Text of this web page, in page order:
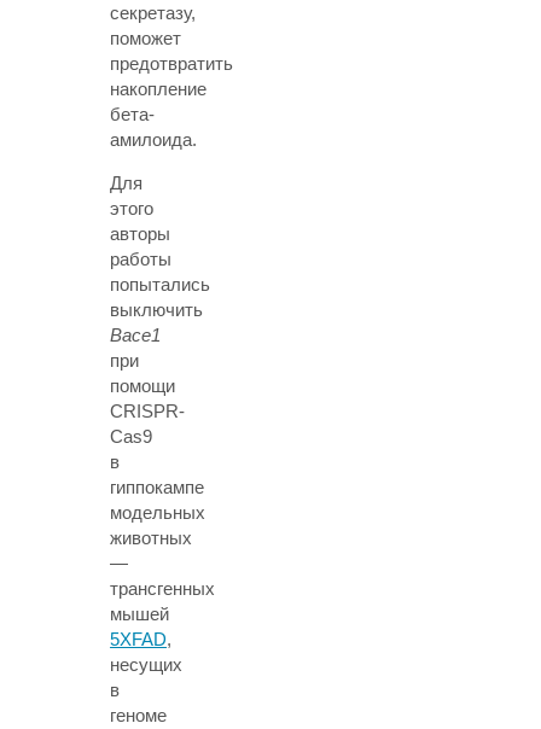
секретазу,
поможет
предотвратить
накопление
бета-
амилоида.
Для
этого
авторы
работы
попытались
выключить
Bace1
при
помощи
CRISPR-
Cas9
в
гиппокампе
модельных
животных
—
трансгенных
мышей
5XFAD,
несущих
в
геноме